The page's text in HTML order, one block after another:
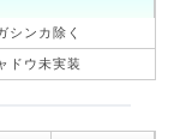
シンカ除く
ドウ未実装